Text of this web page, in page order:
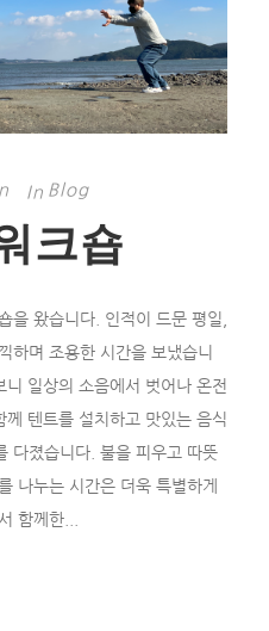
In Blog
크숍
을 왔습니다. 인적이 드문 평일,
하며 조용한 시간을 보냈습니
일상의 소음에서 벗어나 온전
텐트를 설치하고 맛있는 음식
다졌습니다. 불을 피우고 따뜻
나누는 시간은 더욱 특별하게
함께한...